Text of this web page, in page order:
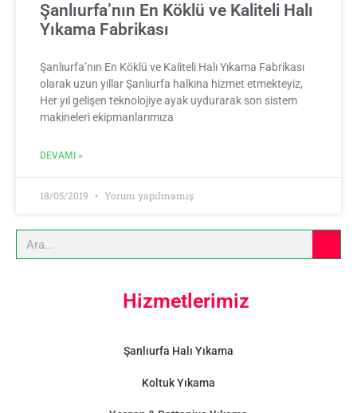
Şanlıurfa’nın En Köklü ve Kaliteli Halı
Yıkama Fabrikası
Şanlıurfa’nın En Köklü ve Kaliteli Halı Yıkama Fabrikası
olarak uzun yıllar Şanlıurfa halkına hizmet etmekteyiz,
Her yıl gelişen teknolojiye ayak uydurarak son sistem
makineleri ekipmanlarımıza
DEVAMI »
18/05/2019 Yorum yapılmamış
Hizmetlerimiz
Şanlıurfa Halı Yıkama
Koltuk Yıkama